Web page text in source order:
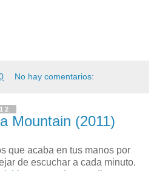
No hay comentarios:
Mountain (2011)
que acaba en tus manos por
de escuchar a cada minuto.